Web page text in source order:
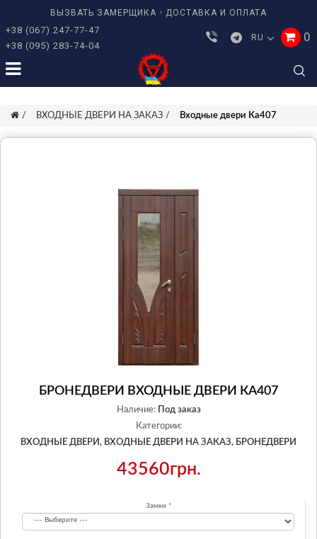
ВЫЗВАТЬ ЗАМЕРЩИКА ДОСТАВКА И ОПЛАТА
+38 (067) 247-77-47
+38 (095) 283-74-04
RU 0
ВХОДНЫЕ ДВЕРИ НА ЗАКАЗ Входные двери Ка407
БРОНЕДВЕРИ ВХОДНЫЕ ДВЕРИ КА407
Наличие:
Под заказ
Категории:
ВХОДНЫЕ ДВЕРИ, ВХОДНЫЕ ДВЕРИ НА ЗАКАЗ, БРОНЕДВЕРИ
43560грн.
Замки